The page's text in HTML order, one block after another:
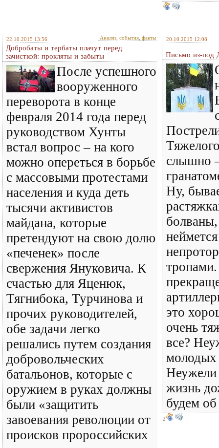
22.10.2015 13:56 Анализ, события, факты
Добробаты и тербаты плачут перед
зачисткой: прокляты и забыты
После успешного
вооруженного
переворота в конце
февраля 2014 года перед
руководством Хунты
встал вопрос – на кого
можно опереться в борьбе
с массовыми протестами
населения и куда деть
тысячи активистов
майдана, которые
претендуют на свою долю
«печенек» после
свержения Януковича. К
счастью для Яценюк,
Тягнибока, Турчинова и
прочих руководителей,
обе задачи легко
решались путем создания
добровольческих
батальонов, которые с
оружием в руках должны
были «защитить
завоевания революции от
происков пророссийских
20.10.2015 12:08
Письмо из-под
слышно
Ну,
это
очень
все?
молодых
Неужели
жизнь
будем
2